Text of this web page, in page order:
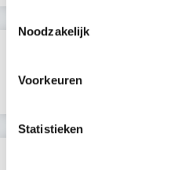
Noodzakelijk
Voorkeuren
Statistieken
E-mailadres is geverifieerd